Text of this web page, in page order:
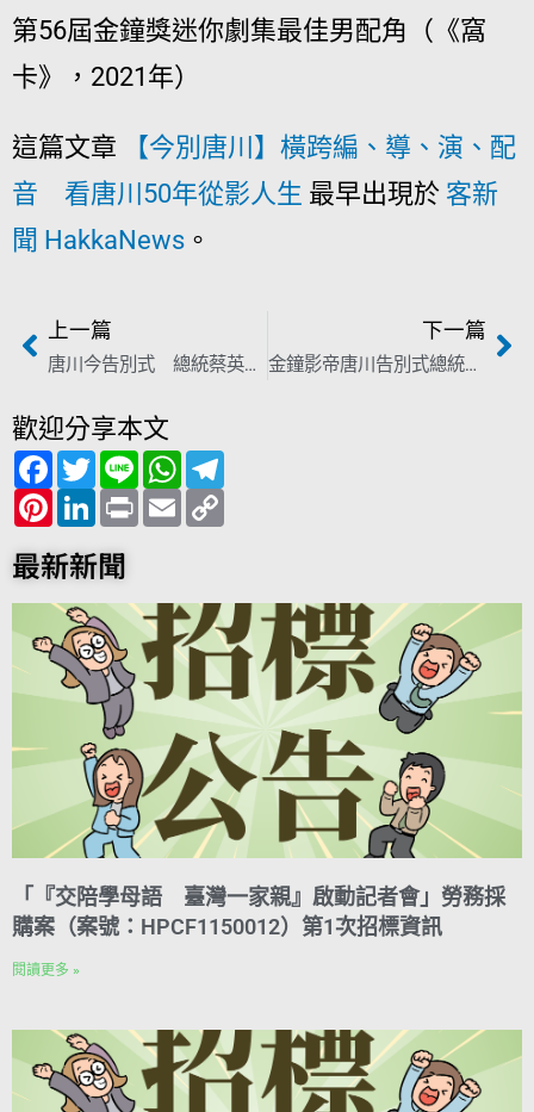
第56屆金鐘獎迷你劇集最佳男配角（《窩
卡》，2021年）
這篇文章
【今別唐川】橫跨編、導、演、配
音 看唐川50年從影人生 最早出現於 客新
聞 HakkaNews 。
上一篇
唐川今告別式 總統蔡英文頒褒揚令授與榮典
下一篇
金鐘影帝唐川告別式總統明令褒揚 楊長鎮：感謝一生奉獻影劇、客語文化
歡迎分享本文
F
a
c
e
b
o
o
T
w
i
t
t
e
r
L
i
n
e
W
h
a
t
s
P
i
n
t
e
e
s
t
L
i
n
k
e
I
n
P
r
i
E
m
a
n
k
最新新聞
「『交陪學母語 臺灣一家親』啟動記者會」勞務採
購案（案號：HPCF1150012）第1次招標資訊
閱讀更多 »